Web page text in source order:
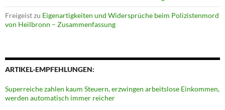
Freigeistzu Eigenartigkeiten und Widersprüche beim Polizistenmord
von Heilbronn – Zusammenfassung
ARTIKEL-EMPFEHLUNGEN:
Superreiche zahlen kaum Steuern, erzwingen arbeitslose Einkommen,
werden automatisch immer reicher